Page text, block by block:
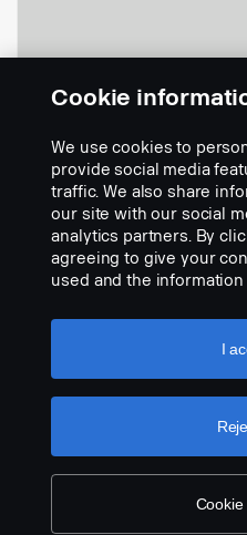
- Câble de 24
Réf.:2717604
Part Description:
Pas de description
Cookie
We use cookies to
provide social media
traffic. We also share
our site with our social
analytics partners. By
agreeing to give your
used and the information
settings” and selecting
accept. For a more
I